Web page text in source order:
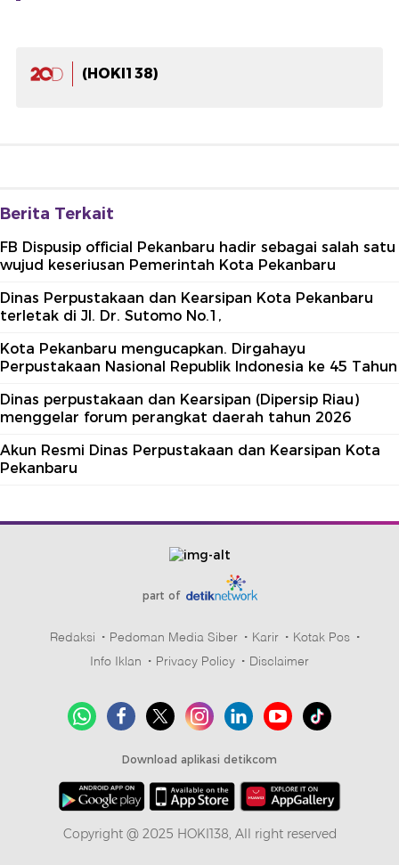
(HOKI138)
Berita Terkait
FB Dispusip official Pekanbaru hadir sebagai salah satu
wujud keseriusan Pemerintah Kota Pekanbaru
Dinas Perpustakaan dan Kearsipan Kota Pekanbaru
terletak di Jl. Dr. Sutomo No.1,
Kota Pekanbaru mengucapkan. Dirgahayu
Perpustakaan Nasional Republik Indonesia ke 45 Tahun
Dinas perpustakaan dan Kearsipan (Dipersip Riau)
menggelar forum perangkat daerah tahun 2026
Akun Resmi Dinas Perpustakaan dan Kearsipan Kota
Pekanbaru
part of
Redaksi Pedoman Media Siber Karir
Kotak Pos
Info Iklan
Privacy Policy Disclaimer
Download aplikasi detikcom
Copyright @ 2025 HOKI138, All right reserved